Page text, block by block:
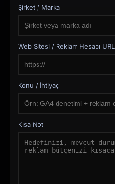
Şirket / Marka
Web Sitesi / Reklam Hesabı URL
Konu / İhtiyaç
Kısa Not